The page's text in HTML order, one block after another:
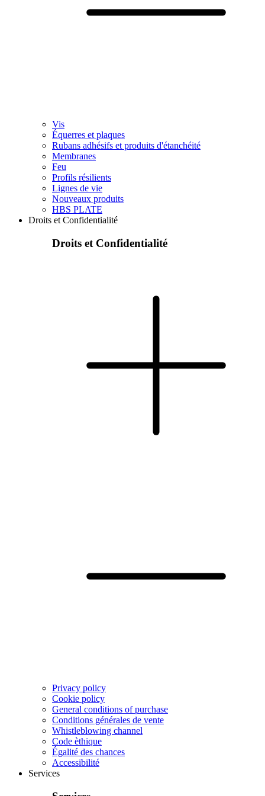
Vis
Équerres et plaques
Rubans adhésifs et produits d'étanchéité
Membranes
Feu
Profils résilients
Lignes de vie
Nouveaux produits
HBS PLATE
Droits et Confidentialité
Droits et Confidentialité
Privacy policy
Cookie policy
General conditions of purchase
Conditions générales de vente
Whistleblowing channel
Code èthique
Égalité des chances
Accessibilité
Services